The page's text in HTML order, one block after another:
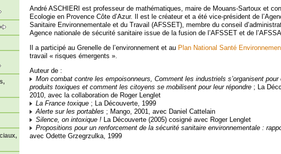
André ASCHIERI est professeur de mathématiques, maire de Mouans-Sartoux et
Ecologie en Provence Côte d’Azur. Il est le créateur et a été vice-président de
Sanitaire Environnementale et du Travail (AFSSET), membre du conseil
Agence nationale de sécurité sanitaire issue de la fusion de l’AFSSET et de
Il a participé au Grenelle de l’environnement et au Plan National Santé
travail « risques émergents ».
Auteur de :
Mon combat contre les empoisonneurs, Comment les industriels s’organisent
produits toxiques et comment les citoyens se mobilisent pour leur répondre ; La
2010, avec la collaboration de Roger Lenglet
La France toxique ; La Découverte, 1999
Alerte sur les portables ; Mango, 2001, avec Daniel Cattelain
Silence, on intoxique ! La Découverte (2005) cosigné avec Roger Lenglet
Propositions pour un renforcement de la sécurité sanitaire environnementale :
avec Odette Grzegrzulka, 1999